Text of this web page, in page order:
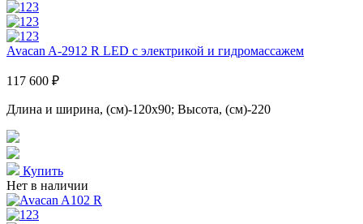
Avacan A-2912 R LED с электрикой и гидромассажем
117 600 ₽
Длина и ширина, (см)-120x90; Высота, (см)-220
Купить
Нет в наличии